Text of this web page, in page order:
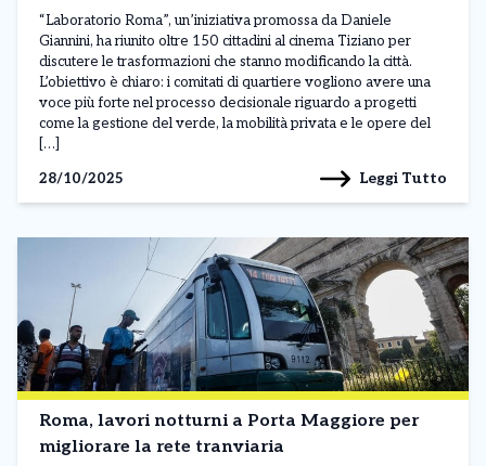
“Laboratorio Roma”, un’iniziativa promossa da Daniele
Giannini, ha riunito oltre 150 cittadini al cinema Tiziano per
discutere le trasformazioni che stanno modificando la città.
L’obiettivo è chiaro: i comitati di quartiere vogliono avere una
voce più forte nel processo decisionale riguardo a progetti
come la gestione del verde, la mobilità privata e le opere del
[…]
28/10/2025
Leggi Tutto
Roma, lavori notturni a Porta Maggiore per
migliorare la rete tranviaria